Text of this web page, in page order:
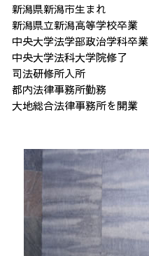
新潟県新潟市生まれ
新潟県立新潟高等学校卒業
中央大学法学部政治学科卒業
中央大学法科大学院修了
司法研修所入所
都内法律事務所勤務
大地総合法律事務所を開業